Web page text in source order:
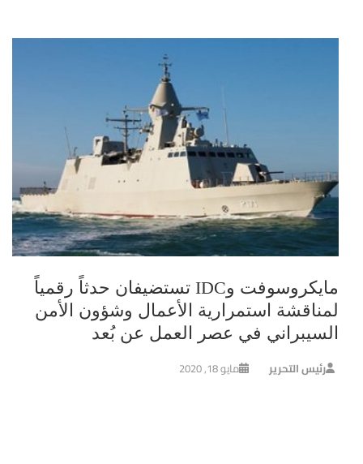
مايكروسوفت وIDC تستضيفان حدثاً رقمياً
لمناقشة استمرارية الأعمال وشؤون الأمن
السيبراني في عصر العمل عن بُعد
رئيس التحرير مايو 18, 2020